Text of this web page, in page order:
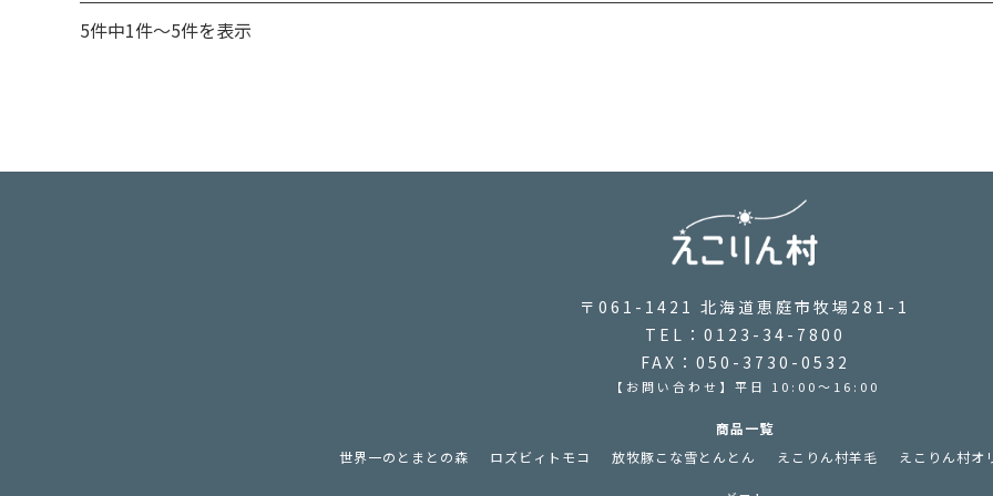
5件中1件～5件を表示
〒061-1421 北海道恵庭市牧場281-1
TEL：0123-34-7800
FAX：050-3730-0532
【お問い合わせ】平日 10:00～16:00
商品一覧
世界一のとまとの森
ロズビィトモコ 放牧豚こな雪とんとん えこりん村羊毛 えこりん村オ